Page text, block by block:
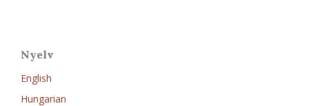
Nyelv
English
Hungarian